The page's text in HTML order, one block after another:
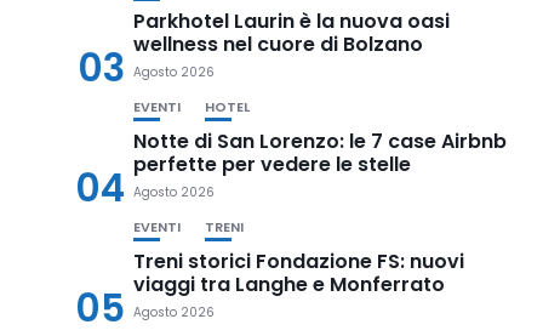
03
Parkhotel Laurin è la nuova oasi
wellness nel cuore di Bolzano
Agosto 2026
04
EVENTI HOTEL
Notte di San Lorenzo: le 7 case Airbnb
perfette per vedere le stelle
Agosto 2026
05
EVENTI TRENI
Treni storici Fondazione FS: nuovi
viaggi tra Langhe e Monferrato
Agosto 2026